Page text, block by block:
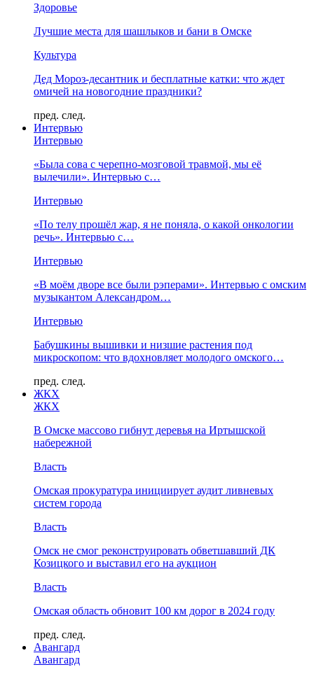
Здоровье
Лучшие места для шашлыков и бани в Омске
Культура
Дед Мороз-десантник и бесплатные катки: что ждет
омичей на новогодние праздники?
пред. след.
Интервью
Интервью
«Была сова с черепно-мозговой травмой, мы её
вылечили». Интервью с…
Интервью
«По телу прошёл жар, я не поняла, о какой онкологии
речь». Интервью с…
Интервью
«В моём дворе все были рэперами». Интервью с омским
музыкантом Александром…
Интервью
Бабушкины вышивки и низшие растения под
микроскопом: что вдохновляет молодого омского…
пред. след.
ЖКХ
ЖКХ
В Омске массово гибнут деревья на Иртышской
набережной
Власть
Омская прокуратура инициирует аудит ливневых
систем города
Власть
Омск не смог реконструировать обветшавший ДК
Козицкого и выставил его на аукцион
Власть
Омская область обновит 100 км дорог в 2024 году
пред. след.
Авангард
Авангард